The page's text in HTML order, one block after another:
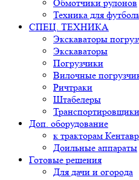
Обмотчики рулонов
Техника для
СПЕЦ. ТЕХНИКА
Экскаваторы
Экскаваторы
Погрузчики
Вилочные
Ричтраки
Штабелеры
Доп. оборудование
к тракторам
Доильные аппараты
Готовые решения
Для дачи и огорода